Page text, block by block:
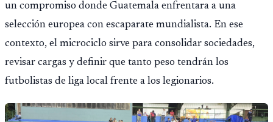
un compromiso donde Guatemala enfrentara a una
selección europea con escaparate mundialista. En ese
contexto, el microciclo sirve para consolidar sociedades,
revisar cargas y definir que tanto peso tendrán los
futbolistas de liga local frente a los legionarios.